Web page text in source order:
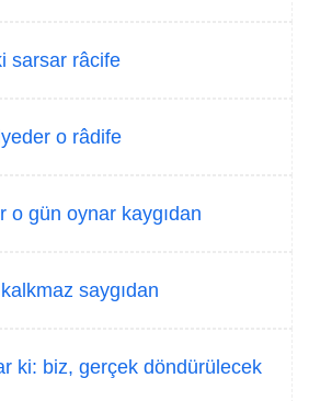
sarsar râcife
o râdife
o gün oynar kaygıdan
saygıdan
ki: biz, gerçek döndürülecek